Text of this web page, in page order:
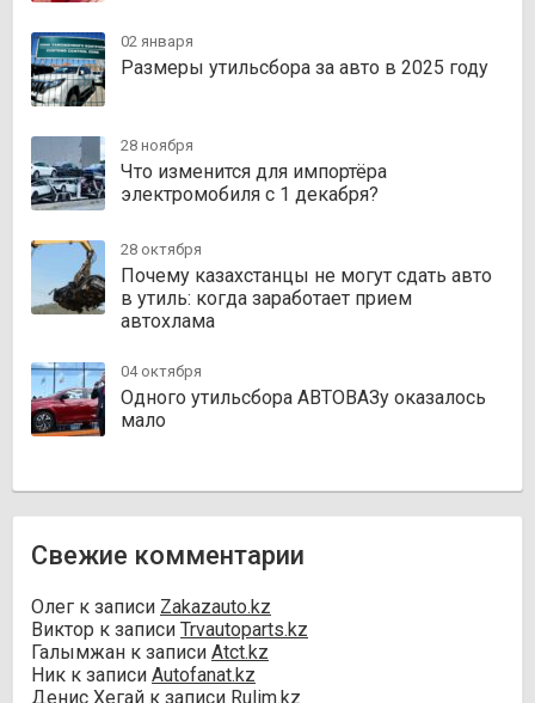
02 января
Размеры утильсбора за авто в 2025 году
28 ноября
Что изменится для импортёра
электромобиля с 1 декабря?
28 октября
Почему казахстанцы не могут сдать авто
в утиль: когда заработает прием
автохлама
04 октября
Одного утильсбора АВТОВАЗу оказалось
мало
Свежие комментарии
Олег к записи Zakazauto.kz
Виктор к записи Trvautoparts.kz
Галымжан к записи Atct.kz
Ник к записи Autofanat.kz
Денис Хегай к записи Rulim.kz